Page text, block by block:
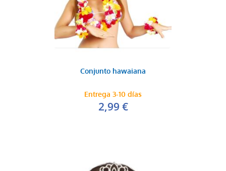
Conjunto hawaiana
Entrega 3-10 días
2,99 €